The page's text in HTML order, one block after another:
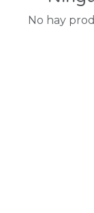
No hay